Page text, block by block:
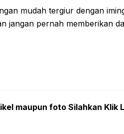
mudah tergiur dengan
jangan pernah memberikan
maupun foto Silahkan Klik